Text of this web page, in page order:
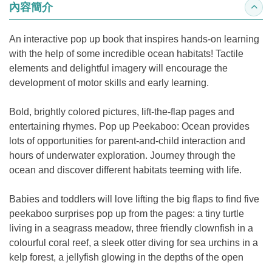
內容簡介 收合
An interactive pop up book that inspires hands-on learning
with the help of some incredible ocean habitats! Tactile
elements and delightful imagery will encourage the
development of motor skills and early learning.
Bold, brightly colored pictures, lift-the-flap pages and
entertaining rhymes. Pop up Peekaboo: Ocean provides
lots of opportunities for parent-and-child interaction and
hours of underwater exploration. Journey through the
ocean and discover different habitats teeming with life.
Babies and toddlers will love lifting the big flaps to find five
peekaboo surprises pop up from the pages: a tiny turtle
living in a seagrass meadow, three friendly clownfish in a
colourful coral reef, a sleek otter diving for sea urchins in a
kelp forest, a jellyfish glowing in the depths of the open